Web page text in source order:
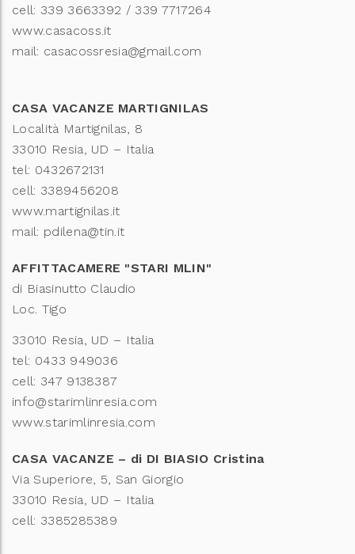
cell: 339 3663392 / 339 7717264
www.casacoss.it
mail: casacossresia@gmail.com
CASA VACANZE MARTIGNILAS
Località Martignilas, 8
33010 Resia, UD – Italia
tel: 0432672131
cell: 3389456208
www.martignilas.it
mail: pdilena@tin.it
AFFITTACAMERE "STARI MLIN"
di Biasinutto Claudio
Loc. Tigo
33010 Resia, UD – Italia
tel: 0433 949036
cell: 347 9138387
info@starimlinresia.com
www.starimlinresia.com
CASA VACANZE – di DI BIASIO Cristina
Via Superiore, 5, San Giorgio
33010 Resia, UD – Italia
cell: 3385285389